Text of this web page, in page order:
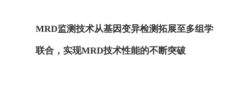
MRD监测技术从基因变异检测拓展至多组学
联合，实现MRD技术性能的不断突破